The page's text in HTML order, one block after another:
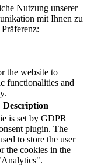
Nutzung unserer
mit Ihnen zu
the website to
functionalities and
Description
is set by GDPR
plugin. The
to store the user
the cookies in the